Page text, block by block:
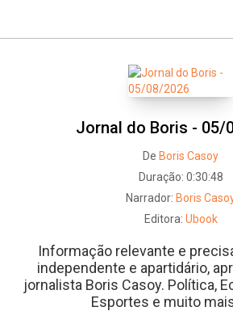
Jornal do Boris - 05/
De Boris Casoy
Duração: 0:30:48
Narrador: Boris
Editora: Ubook
Informação relevante e
independente e apartidário,
jornalista Boris Casoy. Política,
Esportes e muito